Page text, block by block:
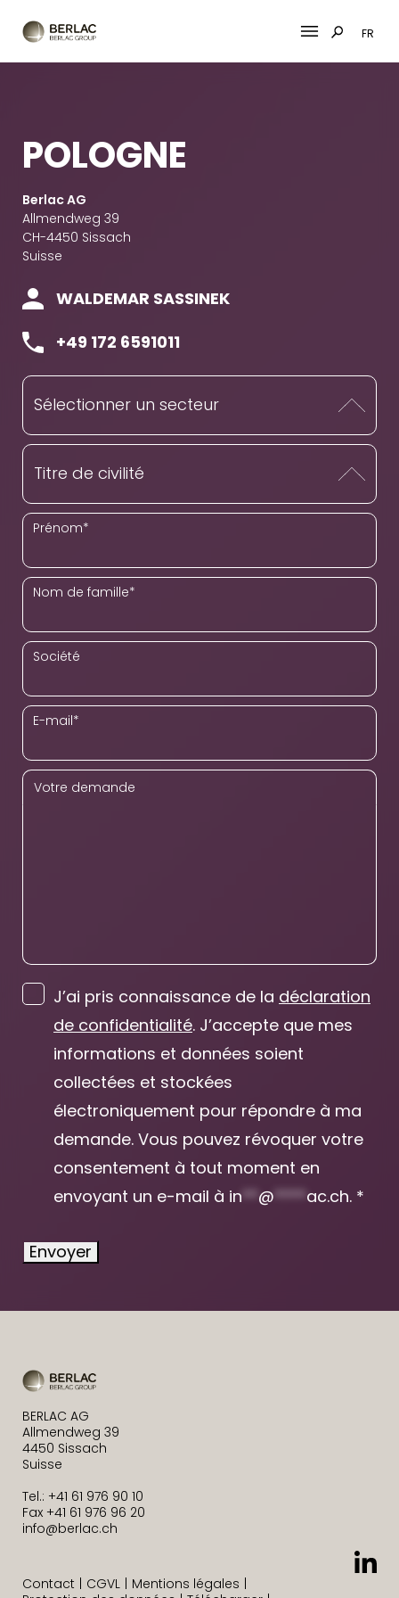
FR
POLOGNE
Berlac AG
Allmendweg 39
CH-4450 Sissach
Suisse
WALDEMAR SASSINEK
+49 172 6591011
Prénom*
Nom de famille*
Société
E-mail*
Votre demande
J’ai pris connaissance de la déclaration
de confidentialité. J’accepte que mes
informations et données soient
collectées et stockées
électroniquement pour répondre à ma
demande. Vous pouvez révoquer votre
consentement à tout moment en
envoyant un e-mail à in**@****ac.ch. *
Envoyer
BERLAC AG
Allmendweg 39
4450 Sissach
Suisse
Tel.: +41 61 976 90 10
Fax +41 61 976 96 20
info@berlac.ch
Contact CGVL
Mentions légales